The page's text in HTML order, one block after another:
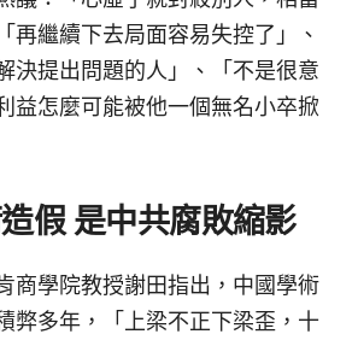
再繼續下去局面容易失控了」、
決提出問題的人」、「不是很意
益怎麼可能被他一個無名小卒掀
假 是中共腐敗縮影
商學院教授謝田指出，中國學術
弊多年，「上梁不正下梁歪，十